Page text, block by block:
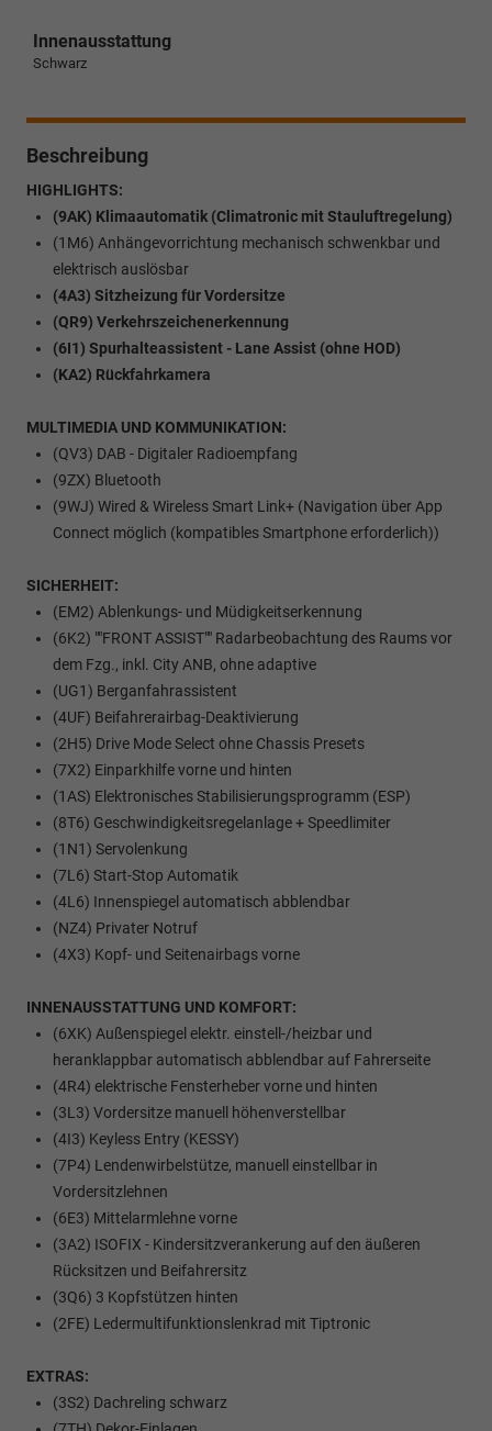
Innenausstattung
Schwarz
Beschreibung
HIGHLIGHTS:
(9AK) Klimaautomatik (Climatronic mit Stauluftregelung)
(1M6) Anhängevorrichtung mechanisch schwenkbar und
elektrisch auslösbar
(4A3) Sitzheizung für Vordersitze
(QR9) Verkehrszeichenerkennung
(6I1) Spurhalteassistent - Lane Assist (ohne HOD)
(KA2) Rückfahrkamera
MULTIMEDIA UND KOMMUNIKATION:
(QV3) DAB - Digitaler Radioempfang
(9ZX) Bluetooth
(9WJ) Wired & Wireless Smart Link+ (Navigation über App
Connect möglich (kompatibles Smartphone erforderlich))
SICHERHEIT:
(EM2) Ablenkungs- und Müdigkeitserkennung
(6K2) ""FRONT ASSIST"" Radarbeobachtung des Raums vor
dem Fzg., inkl. City ANB, ohne adaptive
(UG1) Berganfahrassistent
(4UF) Beifahrerairbag-Deaktivierung
(2H5) Drive Mode Select ohne Chassis Presets
(7X2) Einparkhilfe vorne und hinten
(1AS) Elektronisches Stabilisierungsprogramm (ESP)
(8T6) Geschwindigkeitsregelanlage + Speedlimiter
(1N1) Servolenkung
(7L6) Start-Stop Automatik
(4L6) Innenspiegel automatisch abblendbar
(NZ4) Privater Notruf
(4X3) Kopf- und Seitenairbags vorne
INNENAUSSTATTUNG UND KOMFORT:
(6XK) Außenspiegel elektr. einstell-/heizbar und
heranklappbar automatisch abblendbar auf Fahrerseite
(4R4) elektrische Fensterheber vorne und hinten
(3L3) Vordersitze manuell höhenverstellbar
(4I3) Keyless Entry (KESSY)
(7P4) Lendenwirbelstütze, manuell einstellbar in
Vordersitzlehnen
(6E3) Mittelarmlehne vorne
(3A2) ISOFIX - Kindersitzverankerung auf den äußeren
Rücksitzen und Beifahrersitz
(3Q6) 3 Kopfstützen hinten
(2FE) Ledermultifunktionslenkrad mit Tiptronic
EXTRAS:
(3S2) Dachreling schwarz